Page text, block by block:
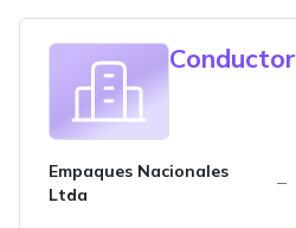
Conductor
Empaques Nacionales
Ltda